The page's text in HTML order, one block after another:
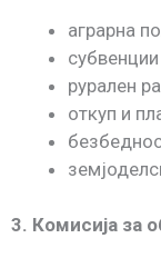
аграрна
субвенции
рурален
откуп и
3. Комисија за